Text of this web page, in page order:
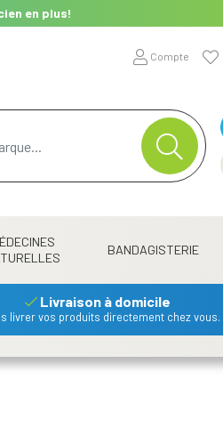
en plus!
Compte
BANDAGISTERIE
Livraison à domicile
livrer vos produits directement chez vous.